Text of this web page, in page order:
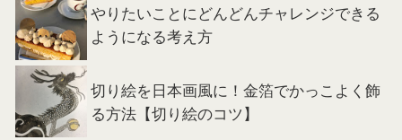
やりたいことにどんどんチャレンジできる
ようになる考え方
切り絵を日本画風に！金箔でかっこよく飾
る方法【切り絵のコツ】